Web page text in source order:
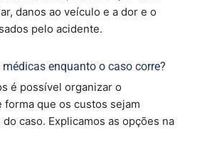
danos ao veículo e a dor e o
pelo acidente.
enquanto o caso corre?
é possível organizar o
forma que os custos sejam
caso. Explicamos as opções na